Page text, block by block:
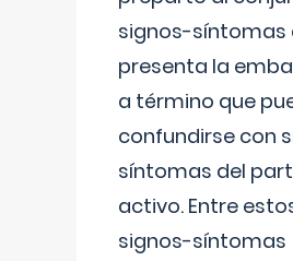
signos-síntomas
presenta la
a término que
confundirse con
síntomas del
activo. Entre
signos-síntomas